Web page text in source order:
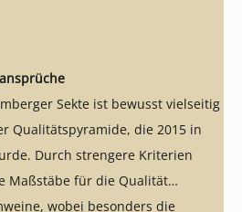
Sekte ist bewusst vielseitig
Qualitätspyramide, die 2015 in
Durch strengere Kriterien
Maßstäbe für die Qualität
wobei besonders die